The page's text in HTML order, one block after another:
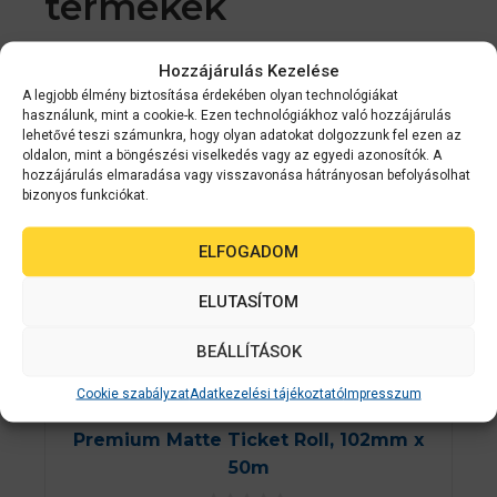
Hozzájárulás Kezelése
A legjobb élmény biztosítása érdekében olyan technológiákat
használunk, mint a cookie-k. Ezen technológiákhoz való hozzájárulás
lehetővé teszi számunkra, hogy olyan adatokat dolgozzunk fel ezen az
oldalon, mint a böngészési viselkedés vagy az egyedi azonosítók. A
hozzájárulás elmaradása vagy visszavonása hátrányosan befolyásolhat
bizonyos funkciókat.
ELFOGADOM
ELUTASÍTOM
BEÁLLÍTÁSOK
Cookie szabályzatAdatkezelési tájékoztatóImpresszum
BELÜL
Epson C33S045390
Premium Matte Ticket Roll, 102mm x
50m